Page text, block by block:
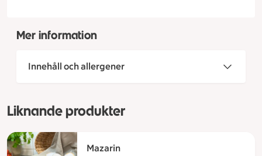
Mer information
Innehåll och allergener
Liknande produkter
Mazarin